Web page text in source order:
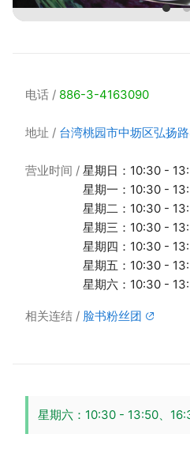
电话 886-3-4163090
地址 台湾桃园市中坜区弘扬
营业时间
星期日：10:30 -
星期一：10:30 -
星期二：10:30 -
星期三：10:30 -
星期四：10:30 -
星期五：10:30 -
星期六：10:30 -
相关连结 脸书粉丝团
星期六：10:30 - 13:50、